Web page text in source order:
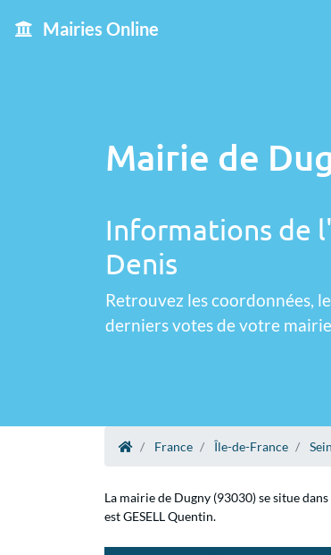
Mairies Online
Mairie de
Informations de
Denis
Retrouvez les coordonnées,
derniers votes de votre
France Île-de-France
La mairie de Dugny (93030) se situe
est GESELL Quentin.